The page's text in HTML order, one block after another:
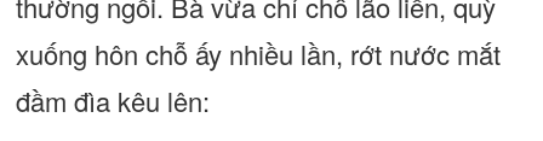
xuống hôn chỗ ấy nhiều lần, rớt nước mắt
đầm đìa kêu lên: